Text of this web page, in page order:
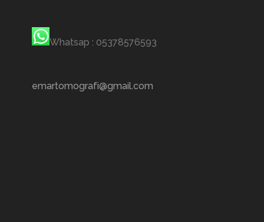
Whatsap : 05378576593
emartomografi@gmail.com